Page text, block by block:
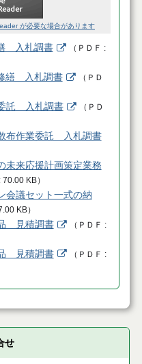
が必要な場合があります
入札調書 （ ＰＤＦ
繕 入札調書 （ ＰＤ
託 入札調書 （ ＰＤ
布作業委託 入札調書
来応援計画策定業務
70.00 KB）
議セット一式の納
KB）
見積調書 （ ＰＤＦ
見積調書 （ ＰＤＦ
せ